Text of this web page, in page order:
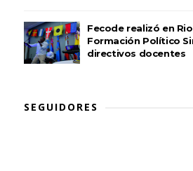
Fecode realizó en
Formación Político
directivos docentes
SEGUIDORES